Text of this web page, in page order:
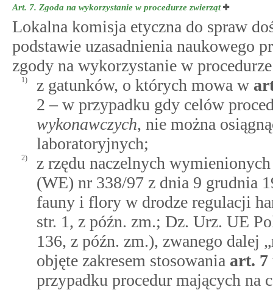
Art. 7. Zgoda na wykorzystanie w procedurze zwierząt
Lokalna komisja etyczna do spraw
podstawie uzasadnienia naukowego
zgody na wykorzystanie w
1) z gatunków, o których mowa w
2 – w przypadku gdy celów
wykonawczych, nie można
laboratoryjnych;
2)
z rzędu naczelnych
(WE) nr 338/97 z dnia 9 grudnia
fauny i flory w drodze regulacji
str. 1, z późn. zm.; Dz. Urz. UE
136, z późn. zm.), zwanego dalej
objęte zakresem stosowania art. 7
przypadku procedur mających na